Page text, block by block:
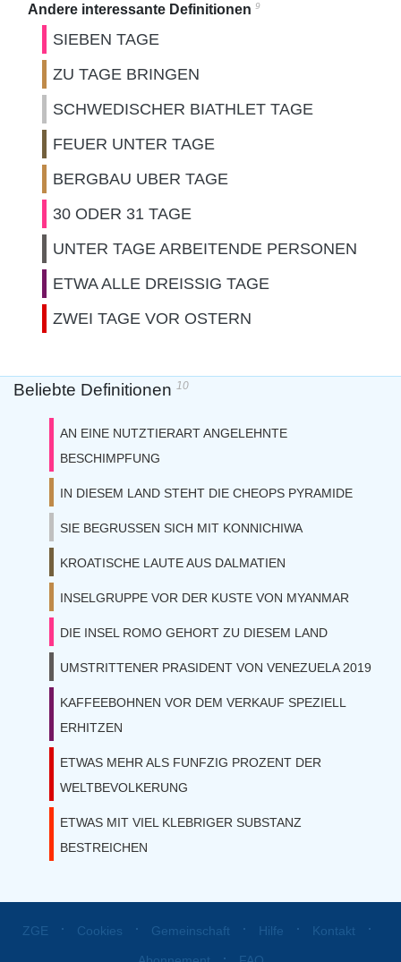
Andere interessante Definitionen 9
SIEBEN TAGE
ZU TAGE BRINGEN
SCHWEDISCHER BIATHLET TAGE
FEUER UNTER TAGE
BERGBAU UBER TAGE
30 ODER 31 TAGE
UNTER TAGE ARBEITENDE PERSONEN
ETWA ALLE DREISSIG TAGE
ZWEI TAGE VOR OSTERN
Beliebte Definitionen 10
AN EINE NUTZTIERART ANGELEHNTE
BESCHIMPFUNG
IN DIESEM LAND STEHT DIE CHEOPS PYRAMIDE
SIE BEGRUSSEN SICH MIT KONNICHIWA
KROATISCHE LAUTE AUS DALMATIEN
INSELGRUPPE VOR DER KUSTE VON MYANMAR
DIE INSEL ROMO GEHORT ZU DIESEM LAND
UMSTRITTENER PRASIDENT VON VENEZUELA 2019
KAFFEEBOHNEN VOR DEM VERKAUF SPEZIELL
ERHITZEN
ETWAS MEHR ALS FUNFZIG PROZENT DER
WELTBEVOLKERUNG
ETWAS MIT VIEL KLEBRIGER SUBSTANZ
BESTREICHEN
ZGE ⋅ Cookies ⋅ Gemeinschaft ⋅ Hilfe ⋅ Kontakt ⋅